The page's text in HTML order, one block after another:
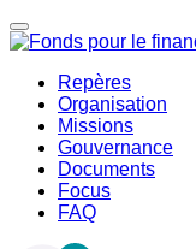
Repères
Organisation
Missions
Gouvernance
Documents
Focus
FAQ